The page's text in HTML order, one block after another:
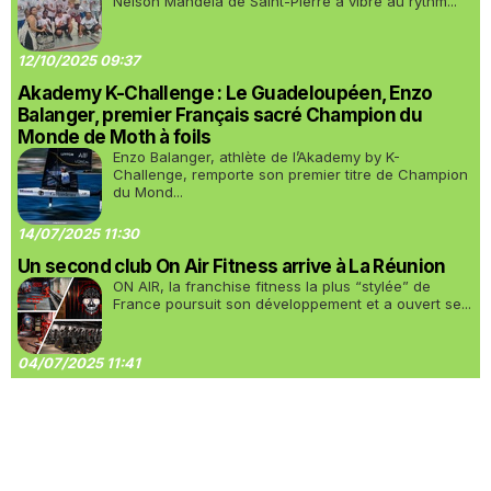
12/10/2025 09:37
Akademy K-Challenge : Le Guadeloupéen, Enzo
Balanger, premier Français sacré Champion du
Monde de Moth à foils
Enzo Balanger, athlète de l’Akademy by K-
Challenge, remporte son premier titre de Champion
du Mond...
14/07/2025 11:30
Un second club On Air Fitness arrive à La Réunion
ON AIR, la franchise fitness la plus “stylée” de
France poursuit son développement et a ouvert se...
04/07/2025 11:41